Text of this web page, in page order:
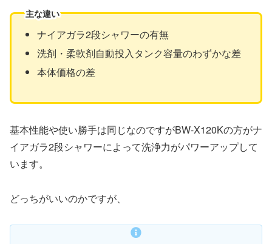
主な違い
ナイアガラ2段シャワーの有無
洗剤・柔軟剤自動投入タンク容量のわずかな差
本体価格の差
基本性能や使い勝手は同じなのですがBW-X120Kの方がナ
イアガラ2段シャワーによって洗浄力がパワーアップして
います。
どっちがいいのかですが、